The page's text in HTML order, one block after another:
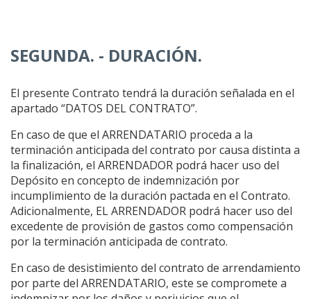
SEGUNDA. - DURACIÓN.
El presente Contrato tendrá la duración señalada en el
apartado “DATOS DEL CONTRATO”.
En caso de que el ARRENDATARIO proceda a la
terminación anticipada del contrato por causa distinta a
la finalización, el ARRENDADOR podrá hacer uso del
Depósito en concepto de indemnización por
incumplimiento de la duración pactada en el Contrato.
Adicionalmente, EL ARRENDADOR podrá hacer uso del
excedente de provisión de gastos como compensación
por la terminación anticipada de contrato.
En caso de desistimiento del contrato de arrendamiento
por parte del ARRENDATARIO, este se compromete a